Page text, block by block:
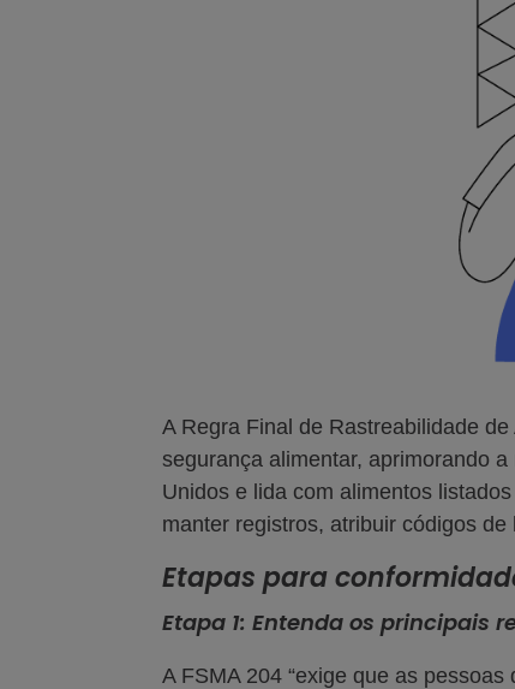
A Regra Final de Rastreabilidade de
segurança alimentar, aprimorando
Unidos e lida com alimentos listados
manter registros, atribuir códigos
Etapas para
Etapa 1: Entenda os principais
A FSMA 204 “exige que as